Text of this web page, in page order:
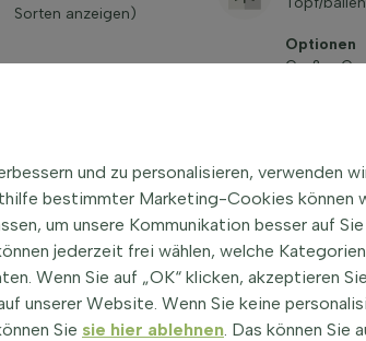
Sorten anzeigen)
Optionen
Großer
Halbschatten, Sonne
-28,9°C / -
zone 5a
Umfang des Stamms
(cm)
8-10
Immergrün
Nein
und zu personalisieren, verwenden
bestimmter Marketing-Cookies können
um unsere Kommunikation besser auf Sie
jederzeit frei wählen, welche
Wenn Sie auf „OK“ klicken, akzeptieren
unserer Website. Wenn Sie keine
Sie sie hier ablehnen. Das können Sie